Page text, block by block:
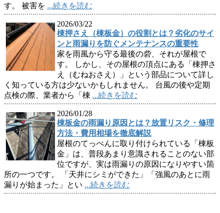
す。 被害を ...続きを読む
2026/03/22
棟押さえ（棟板金）の役割とは？劣化のサイ
ンと雨漏りを防ぐメンテナンスの重要性
家を雨風から守る最後の砦、それが屋根で
す。 しかし、その屋根の頂点にある「棟押さ
え（むねおさえ）」という部品について詳し
く知っている方は少ないかもしれません。 台風の後や定期
点検の際、業者から「棟 ...続きを読む
2026/01/28
棟板金の雨漏り原因とは？放置リスク・修理
方法・費用相場を徹底解説
屋根のてっぺんに取り付けられている「棟板
金」は、普段あまり意識されることのない部
位ですが、実は雨漏りの原因になりやすい箇
所の一つです。 「天井にシミができた」「強風のあとに雨
漏りが始まった」とい ...続きを読む